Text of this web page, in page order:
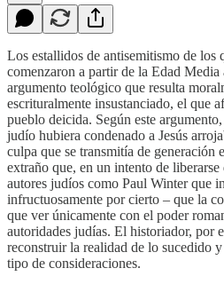
Los estallidos de antisemitismo de los
comenzaron a partir de la Edad Media
argumento teológico que resulta
escrituralmente insustanciado, el que
pueblo deicida. Según este
judío hubiera condenado a Jesús
culpa que se transmitía de generación
extraño que, en un intento de
autores judíos como Paul Winter que
infructuosamente por cierto – que la
que ver únicamente con el poder
autoridades judías. El historiador, por
reconstruir la realidad de lo sucedido
tipo de consideraciones.